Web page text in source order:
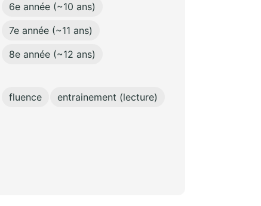
6e année (~10 ans)
7e année (~11 ans)
8e année (~12 ans)
fluence entrainement (lecture)